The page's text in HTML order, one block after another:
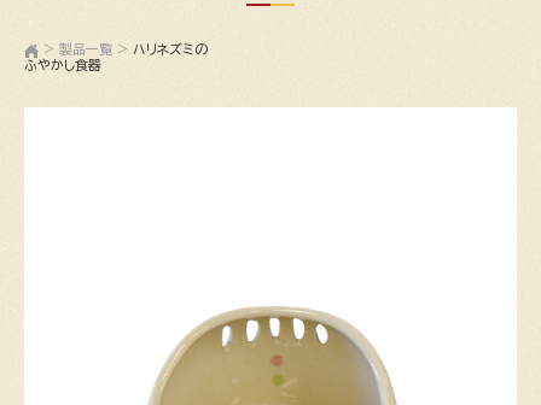
> 製品一覧 > ハリネズミの
ふやかし食器